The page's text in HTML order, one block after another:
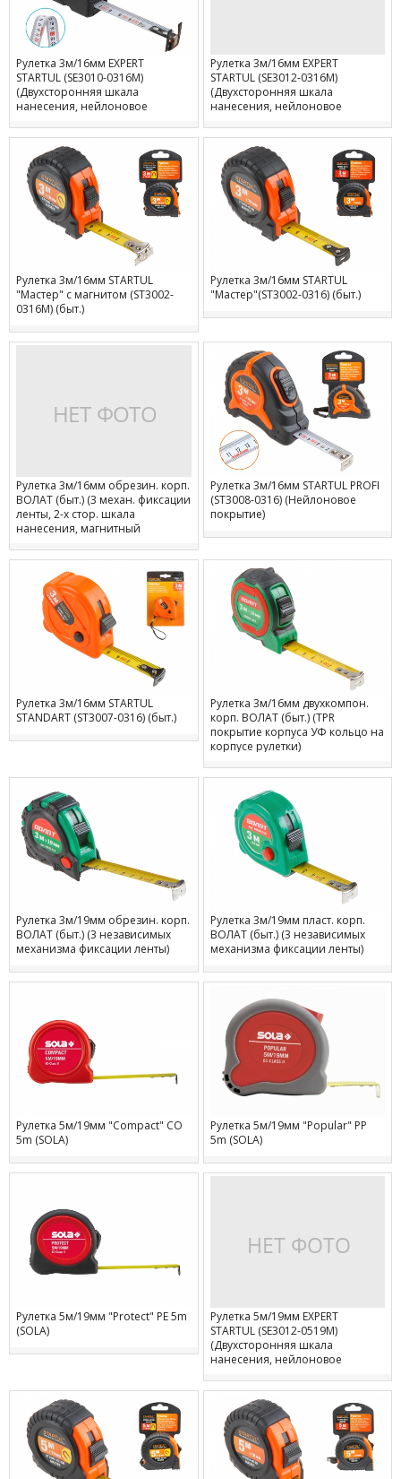
Рулетка 3м/16мм EXPERT
STARTUL (SE3010-0316M)
(Двухсторонняя шкала
нанесения, нейлоновое
наконечник)
Рулетка 3м/16мм EXPERT
STARTUL (SE3012-0316M)
(Двухсторонняя шкала
нанесения, нейлоновое
обрезиненный двухсторонний
зацеп)
Рулетка 3м/16мм STARTUL
"Мастер" с магнитом (ST3002-
0316М) (быт.)
Рулетка 3м/16мм STARTUL
"Мастер"(ST3002-0316) (быт.)
Рулетка 3м/16мм обрезин. корп.
ВОЛАТ (быт.) (3 механ. фиксации
ленты, 2-х стор. шкала
нанесения, магнитный
пластик)
Рулетка 3м/16мм STARTUL PROFI
(ST3008-0316) (Нейлоновое
покрытие)
Рулетка 3м/16мм STARTUL
STANDART (ST3007-0316) (быт.)
Рулетка 3м/16мм двухкомпон.
корп. ВОЛАТ (быт.) (TPR
покрытие корпуса УФ кольцо на
корпусе рулетки)
Рулетка 3м/19мм обрезин. корп.
ВОЛАТ (быт.) (3 независимых
механизма фиксации ленты)
Рулетка 3м/19мм пласт. корп.
ВОЛАТ (быт.) (3 независимых
механизма фиксации ленты)
Рулетка 5м/19мм "Compact" CO
5m (SOLA)
Рулетка 5м/19мм "Popular" PP
5m (SOLA)
Рулетка 5м/19мм "Protect" PE 5m
(SOLA)
Рулетка 5м/19мм EXPERT
STARTUL (SE3012-0519M)
(Двухсторонняя шкала
нанесения, нейлоновое
обрезиненный двухсторонний
зацеп)